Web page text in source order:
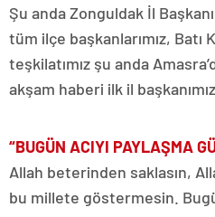
Şu anda Zonguldak İl
tüm ilçe başkanlarımız, Batı
teşkilatımız şu anda
akşam haberi ilk il
“BUGÜN ACIYI PAYLAŞMA
Allah beterinden saklasın,
bu millete göstermesin.